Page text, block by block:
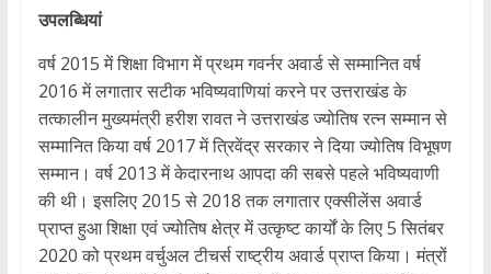
उपलब्धियां
वर्ष 2015 में शिक्षा विभाग में प्रथम गवर्नर अवार्ड से सम्मानित वर्ष
2016 में लगातार सटीक भविष्यवाणियां करने पर उत्तराखंड के
तत्कालीन मुख्यमंत्री हरीश रावत ने उत्तराखंड ज्योतिष रत्न सम्मान से
सम्मानित किया वर्ष 2017 में त्रिवेंद्र सरकार ने दिया ज्योतिष विभूषण
सम्मान। वर्ष 2013 में केदारनाथ आपदा की सबसे पहले भविष्यवाणी
की थी। इसलिए 2015 से 2018 तक लगातार एक्सीलेंस अवार्ड
प्राप्त हुआ शिक्षा एवं ज्योतिष क्षेत्र में उत्कृष्ट कार्यों के लिए 5 सितंबर
2020 को प्रथम वर्चुअल टीचर्स राष्ट्रीय अवार्ड प्राप्त किया। मंत्रों